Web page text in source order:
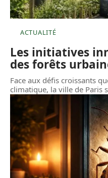
ACTUALITÉ
Les initiatives
des forêts
Face aux défis croissants
climatique, la ville de Paris